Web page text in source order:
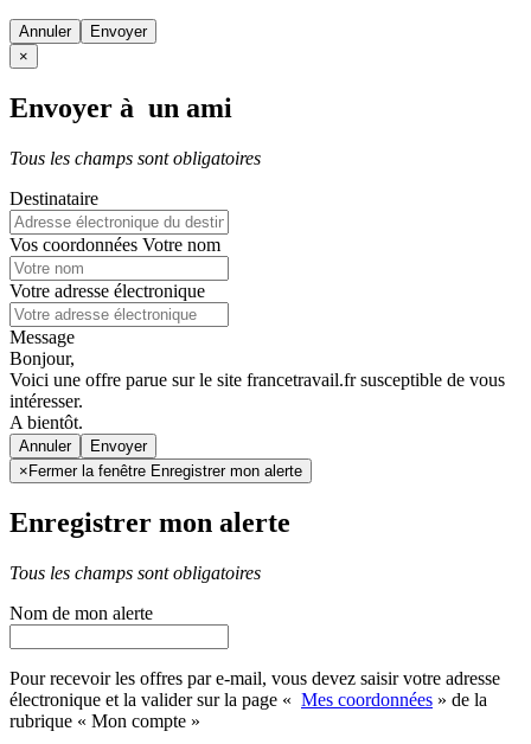
Annuler
×
Envoyer à un ami
Tous les champs sont obligatoires
Destinataire
Vos coordonnées Votre nom
Votre adresse électronique
Message
Bonjour,
Voici une offre parue sur le site francetravail.fr susceptible de vous
intéresser.
A bientôt.
Annuler
× Fermer la fenêtre Enregistrer mon alerte
Enregistrer mon alerte
Tous les champs sont obligatoires
Nom de mon alerte
Pour recevoir les offres par e-mail, vous devez saisir votre adresse
électronique et la valider sur la page « Mes coordonnées » de la
rubrique « Mon compte »